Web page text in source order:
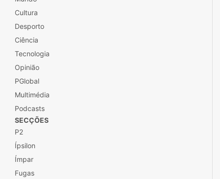
Cultura
Desporto
Ciência
Tecnologia
Opinião
PGlobal
Multimédia
Podcasts
SECÇÕES
P2
Ípsilon
Ímpar
Fugas